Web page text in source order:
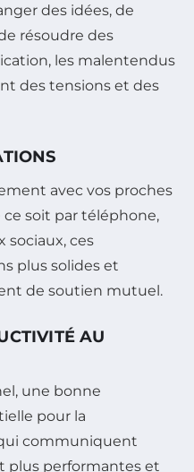
des idées, de
résoudre des
les malentendus
des tensions et des
avec vos proches
ce soit par téléphone,
sociaux, ces
plus solides et
de soutien mutuel.
AU
une bonne
pour la
communiquent
plus performantes et